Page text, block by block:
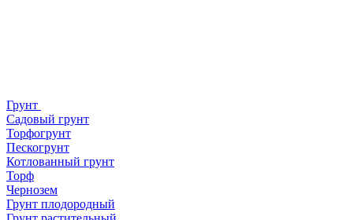
Грунт
Садовый грунт
Торфогрунт
Пескогрунт
Котлованный грунт
Торф
Чернозем
Грунт плодородный